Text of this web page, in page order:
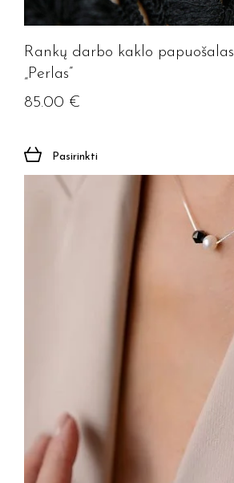
Rankų darbo kaklo papuošalas
„Perlas”
85.00 €
Pasirinkti